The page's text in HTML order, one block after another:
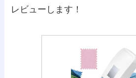
レビューします！